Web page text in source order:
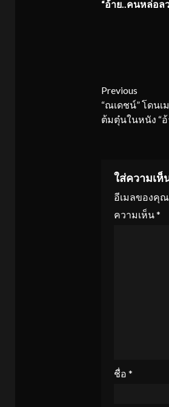
“อ้าย..คนหล่อล
Continue
Reading
Previous
“ณเดชน์” โดน
ต้มตุ๋นในหนัง “
ใส่ความเห็
อีเมลของคุ
ความเห็น*
ชื่อ *